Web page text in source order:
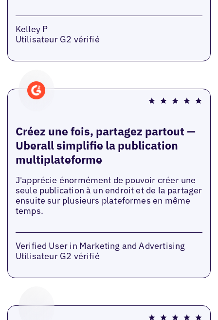
Kelley P
Utilisateur G2 vérifié
Créez une fois, partagez partout —
Uberall simplifie la publication
multiplateforme
J'apprécie énormément de pouvoir créer une
seule publication à un endroit et de la partager
ensuite sur plusieurs plateformes en même
temps.
Verified User in Marketing and Advertising
Utilisateur G2 vérifié